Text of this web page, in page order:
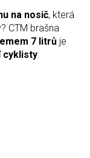
na nosič, která
CTM brašna
7 litrů je
cyklisty.